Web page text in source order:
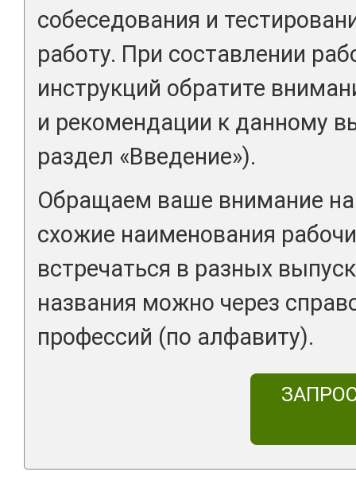
собеседования и
работу. При составлении
инструкций обратите
и рекомендации к данному
раздел «Введение»).
Обращаем ваше внимание на
схожие наименования
встречаться в разных
названия можно через
профессий (по алфавиту).